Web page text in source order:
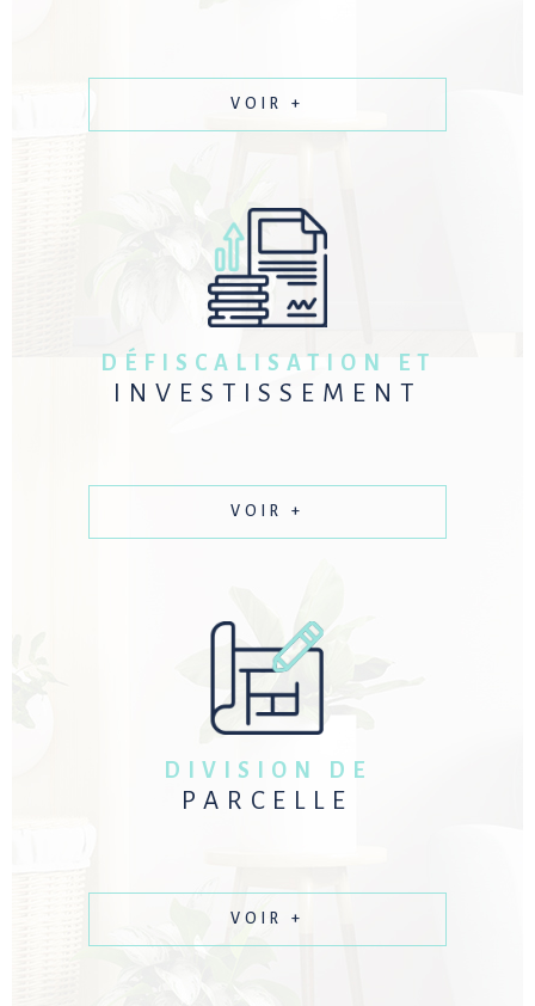
VOIR +
DÉFISCALISATION ET
INVESTISSEMENT
VOIR +
DIVISION DE
PARCELLE
VOIR +